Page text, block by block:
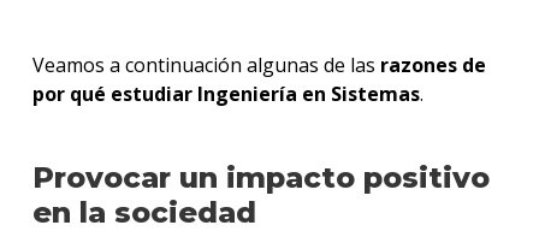
Veamos a continuación algunas de las razones de
por qué estudiar Ingeniería en Sistemas.
Provocar un impacto positivo
en la sociedad